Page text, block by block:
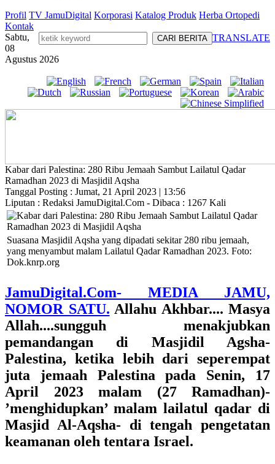
Profil TV JamuDigital Korporasi Katalog Produk Herba Ortopedi
Kontak
TRANSLATE
Sabtu,
08
Agustus 2026
Kabar dari Palestina: 280 Ribu Jemaah Sambut Lailatul Qadar
Ramadhan 2023 di Masjidil Aqsha
Tanggal Posting : Jumat, 21 April 2023 | 13:56
Liputan : Redaksi JamuDigital.Com - Dibaca : 1267 Kali
Suasana Masjidil Aqsha yang dipadati sekitar 280 ribu jemaah,
yang menyambut malam Lailatul Qadar Ramadhan 2023. Foto:
Dok.knrp.org
JamuDigital.Com- MEDIA JAMU,
NOMOR SATU. Allahu Akhbar.... Masya
Allah....sungguh menakjubkan
pemandangan di Masjidil Agsha-
Palestina, ketika lebih dari seperempat
juta jemaah Palestina pada Senin, 17
April 2023 malam (27 Ramadhan)-
’menghidupkan’ malam lailatul qadar di
Masjid Al-Aqsha- di tengah pengetatan
keamanan oleh tentara Israel.